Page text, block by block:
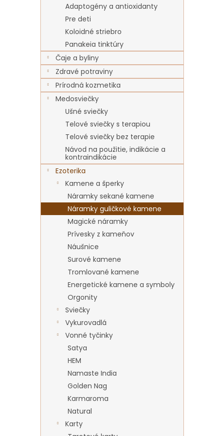
Adaptogény a antioxidanty
Pre deti
Koloidné striebro
Panakeia tinktúry
Čaje a byliny
Zdravé potraviny
Prírodná kozmetika
Medosviečky
Ušné sviečky
Telové sviečky s terapiou
Telové sviečky bez terapie
Návod na použitie, indikácie a
kontraindikácie
Ezoterika
Kamene a šperky
Náramky sekané kamene
Náramky guličkové kamene
Magické náramky
Prívesky z kameňov
Náušnice
Surové kamene
Tromlované kamene
Energetické kamene a symboly
Orgonity
Sviečky
Vykurovadlá
Vonné tyčinky
Satya
HEM
Namaste India
Golden Nag
Karmaroma
Natural
Karty